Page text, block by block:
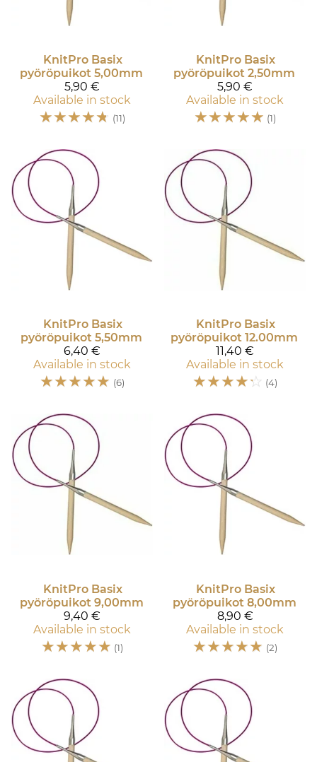
KnitPro Basix
pyöröpuikot 5,00mm
5,90 €
Available in stock
☆☆☆☆☆ (11)
KnitPro Basix
pyöröpuikot 2,50mm
5,90 €
Available in stock
☆☆☆☆☆ (1)
KnitPro Basix
pyöröpuikot 5,50mm
6,40 €
Available in stock
☆☆☆☆☆ (6)
KnitPro Basix
pyöröpuikot 12.00mm
11,40 €
Available in stock
☆☆☆☆☆ (4)
KnitPro Basix
pyöröpuikot 9,00mm
9,40 €
Available in stock
☆☆☆☆☆ (1)
KnitPro Basix
pyöröpuikot 8,00mm
8,90 €
Available in stock
☆☆☆☆☆ (2)